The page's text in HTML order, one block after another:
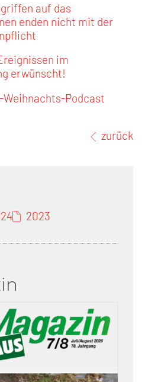
auf das
enden nicht mit der
im
erwünscht!
Weihnachts-Podcast
zurück
2023